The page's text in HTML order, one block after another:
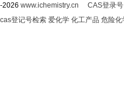
2026www.ichemistry.cn
CAS登录
cas登记号检索 爱化学 化工产品 危险化